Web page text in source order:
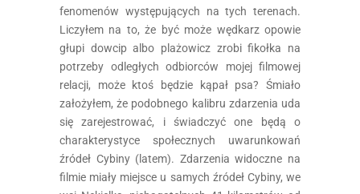
fenomenów występujących na tych terenach.
Liczyłem na to, że być może wędkarz opowie
głupi dowcip albo plażowicz zrobi fikołka na
potrzeby odległych odbiorców mojej filmowej
relacji, może ktoś będzie kąpał psa? Śmiało
założyłem, że podobnego kalibru zdarzenia uda
się zarejestrować, i świadczyć one będą o
charakterystyce społecznych uwarunkowań
źródeł Cybiny (latem). Zdarzenia widoczne na
filmie miały miejsce u samych źródeł Cybiny, we